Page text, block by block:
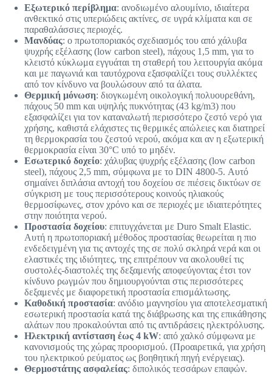
Εξωτερικό περίβλημα: ανοδιωμένο αλουμίνιο, ιδιαίτερα
ανθεκτικό στις υπεριώδεις ακτίνες, σε υγρά κλίματα και σε
παραθαλάσσιες περιοχές.
Μανδύας: ο πρωτοποριακός σχεδιασμός του από χάλυβα
ψυχρής εξέλασης (low carbon steel), πάχους 1,5 mm, για το
κλειστό κύκλωμα εγγυάται τη σταθερή του λειτουργία ακόμα
και με παγωνιά και ταυτόχρονα εξασφαλίζει τους συλλέκτες
από τον κίνδυνο να βουλώσουν από τα άλατα.
Θερμική μόνωση: διογκωμένη οικολογική πολυουρεθάνη,
πάχους 50 mm και υψηλής πυκνότητας (43 kg/m3) που
εξασφαλίζει για τον καταναλωτή περισσότερο ζεστό νερό για
χρήσης, καθιστά ελάχιστες τις θερμικές απώλειες και διατηρεί
τη θερμοκρασία του ζεστού νερού, ακόμα και αν η εξωτερική
θερμοκρασία είναι 30°C υπό το μηδέν.
Εσωτερικό δοχείο: χάλυβας ψυχρής εξέλασης (low carbon
steel), πάχους 2,5 mm, σύμφωνα με το DIN 4800-5. Αυτό
σημαίνει διπλάσια αντοχή του δοχείου σε πιέσεις δικτύων σε
σύγκριση με τους περισσότερους κοινούς ηλιακούς
θερμοσίφωνες, στον χρόνο και σε περιοχές με ιδιαιτερότητες
στην ποιότητα νερού.
Προστασία δοχείου: επιτυγχάνεται με Duro Smalt Elastic.
Αυτή η πρωτοποριακή μέθοδος προστασίας θεωρείται η πιο
ενδεδειγμένη για τις αντοχές της σε πολύ σκληρά νερά και οι
ελαστικές της ιδιότητες, της επιτρέπουν να ακολουθεί τις
συστολές-διαστολές της δεξαμενής αποφεύγοντας έτσι τον
κίνδυνο ρωγμών που δημιουργούνται στις περισσότερες
δεξαμενές με διαφορετική προστασία επισμάλτωσης.
Καθοδική προστασία: ανόδιο μαγνησίου για αποτελεσματική
εσωτερική προστασία κατά της διάβρωσης και της επικάθησης
αλάτων που προκαλούνται από τις αντιδράσεις ηλεκτρόλυσης.
Ηλεκτρική αντίσταση έως 4 kW: από χαλκό σύμφωνα με
κανονισμούς της χώρας προορισμού. (Προαιρετικά, για χρήση
του ηλεκτρικού ρεύματος ως βοηθητική πηγή ενέργειας).
Θερμοστάτης ασφαλείας: διπολικός τεσσάρων επαφών.